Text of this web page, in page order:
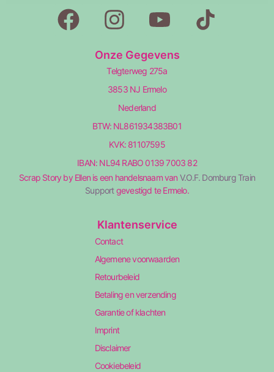
Onze Gegevens
Telgterweg 275a
3853 NJ Ermelo
Nederland
BTW: NL861934383B01
KVK: 81107595
IBAN: NL94 RABO 0139 7003 82
Scrap Story by Ellen is een handelsnaam van V.O.F. Domburg Train
Supportgevestigd te Ermelo.
Klantenservice
Contact
Algemene voorwaarden
Retourbeleid
Betaling en verzending
Garantie of klachten
Imprint
Disclaimer
Cookiebeleid